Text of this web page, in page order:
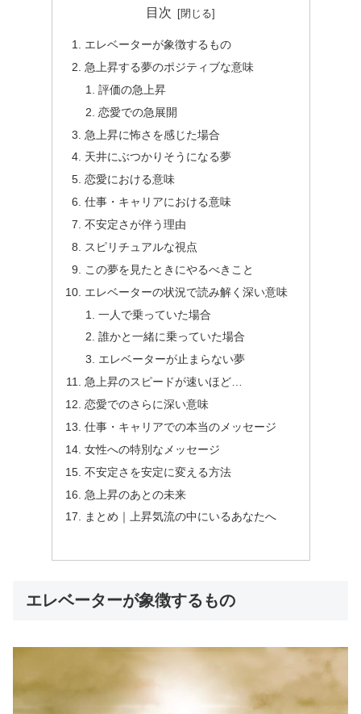
目次
エレベーターが象徴するもの
急上昇する夢のポジティブな意味
評価の急上昇
恋愛での急展開
急上昇に怖さを感じた場合
天井にぶつかりそうになる夢
恋愛における意味
仕事・キャリアにおける意味
不安定さが伴う理由
スピリチュアルな視点
この夢を見たときにやるべきこと
エレベーターの状況で読み解く深い意味
一人で乗っていた場合
誰かと一緒に乗っていた場合
エレベーターが止まらない夢
急上昇のスピードが速いほど…
恋愛でのさらに深い意味
仕事・キャリアでの本当のメッセージ
女性への特別なメッセージ
不安定さを安定に変える方法
急上昇のあとの未来
まとめ｜上昇気流の中にいるあなたへ
エレベーターが象徴するもの